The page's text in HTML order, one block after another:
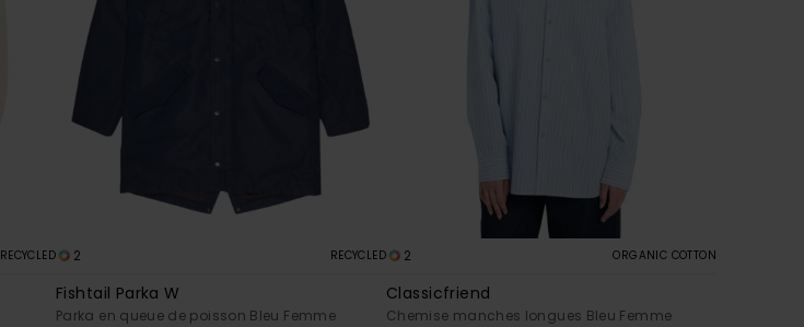
RECYCLED 2 RECYCLED
Fishtail Parka W
Parka en queue de poisson Bleu Femme
2 ORGANIC COTTON
Classicfriend
Chemise manches longues Bleu Femme